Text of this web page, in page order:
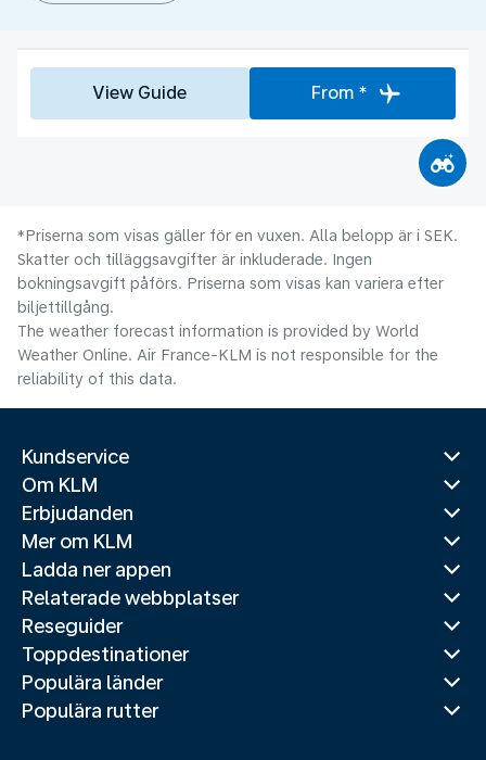
View Guide From *
*Priserna som visas gäller för en vuxen. Alla belopp är i SEK.
Skatter och tilläggsavgifter är inkluderade. Ingen
bokningsavgift påförs. Priserna som visas kan variera efter
biljettillgång.
The weather forecast information is provided by World
Weather Online. Air France-KLM is not responsible for the
reliability of this data.
Kundservice
Om KLM
Erbjudanden
Mer om KLM
Ladda ner appen
Relaterade webbplatser
Reseguider
Toppdestinationer
Populära länder
Populära rutter